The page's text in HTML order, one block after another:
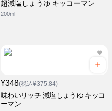
超減塩しょうゆ キッコーマン
200ml
¥348(税込¥375.84)
味わいリッチ 減塩しょうゆ キッコ
ーマン